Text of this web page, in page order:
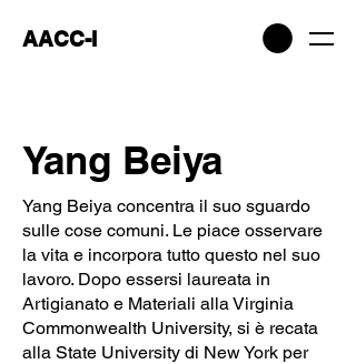
AACC-I
Yang Beiya
Yang Beiya concentra il suo sguardo
sulle cose comuni. Le piace osservare
la vita e incorpora tutto questo nel suo
lavoro. Dopo essersi laureata in
Artigianato e Materiali alla Virginia
Commonwealth University, si è recata
alla State University di New York per